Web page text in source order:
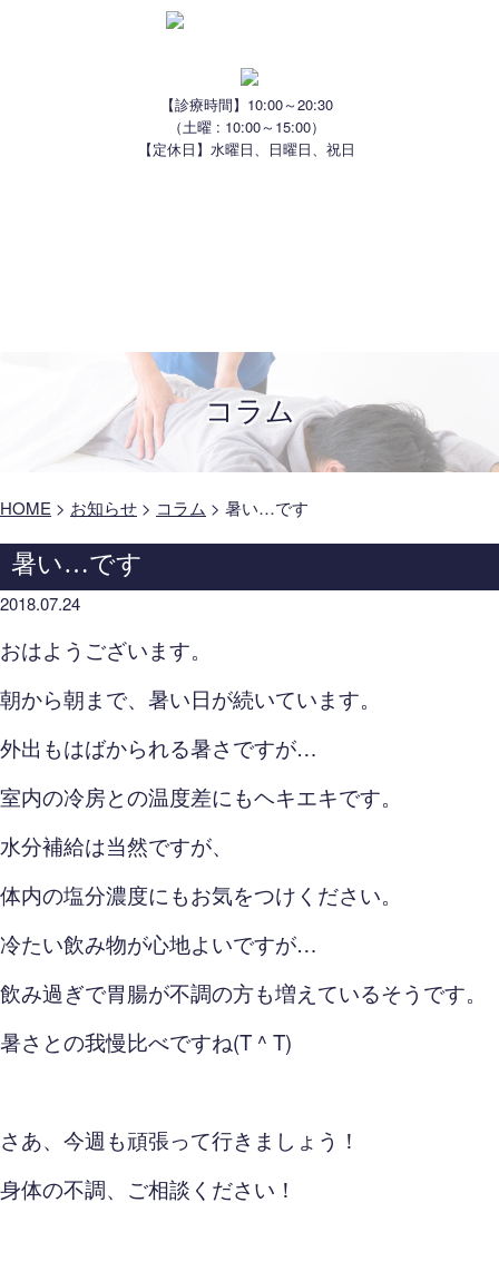
【診療時間】10:00～20:30
（土曜 : 10:00～15:00）
【定休日】水曜日、日曜日、祝日
コラム
HOME > お知らせ > コラム > 暑い…です
暑い…です
2018.07.24
おはようございます。
朝から朝まで、暑い日が続いています。
外出もはばかられる暑さですが…
室内の冷房との温度差にもヘキエキです。
水分補給は当然ですが、
体内の塩分濃度にもお気をつけください。
冷たい飲み物が心地よいですが…
飲み過ぎで胃腸が不調の方も増えているそうです。
暑さとの我慢比べですね(T ^ T)
さあ、今週も頑張って行きましょう！
身体の不調、ご相談ください！